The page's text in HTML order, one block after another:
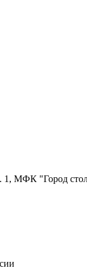
1, МФК "Город